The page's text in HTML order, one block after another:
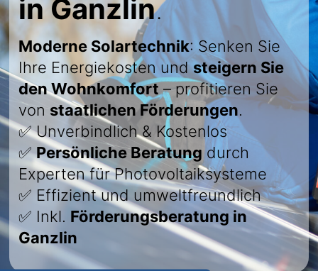
in Ganzlin.
Moderne Solartechnik: Senken Sie
Ihre Energiekosten undsteigern Sie
den Wohnkomfort– profitieren Sie
von staatlichen Förderungen.
✅ Unverbindlich & Kostenlos
✅Persönliche Beratungdurch
Experten für Photovoltaiksysteme
✅ Effizient und umweltfreundlich
✅ Inkl. Förderungsberatung in
Ganzlin